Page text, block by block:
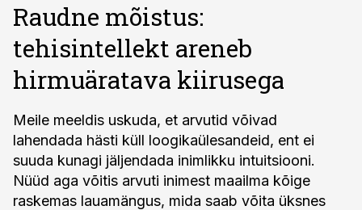
Raudne mõistus:
tehisintellekt areneb
hirmuäratava kiirusega
Meile meeldis uskuda, et arvutid võivad
lahendada hästi küll loogikaülesandeid, ent ei
suuda kunagi jäljendada inimlikku intuitsiooni.
Nüüd aga võitis arvuti inimest maailma kõige
raskemas lauamängus, mida saab võita üksnes